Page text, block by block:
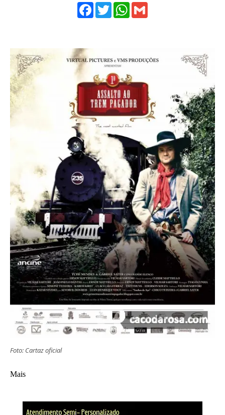
Facebook
TwitterWhatsApp
Foto: Cartaz oficial
Mais